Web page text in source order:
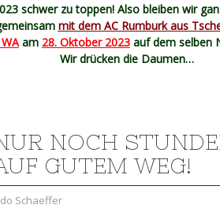
schwer zu toppen! Also bleiben wir
mit dem AC Rumburk aus
am 28. Oktober 2023 auf dem selben
Wir drücken die Daumen…
NOCH
GUTEM WEG!
Schaeffer